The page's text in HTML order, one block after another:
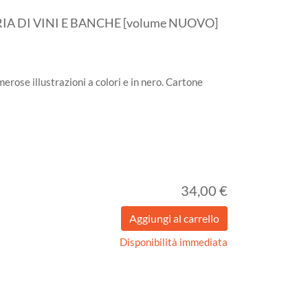
DI VINI E BANCHE [volume NUOVO]
illustrazioni a colori e in nero. Cartone
34,00 €
Disponibilità immediata